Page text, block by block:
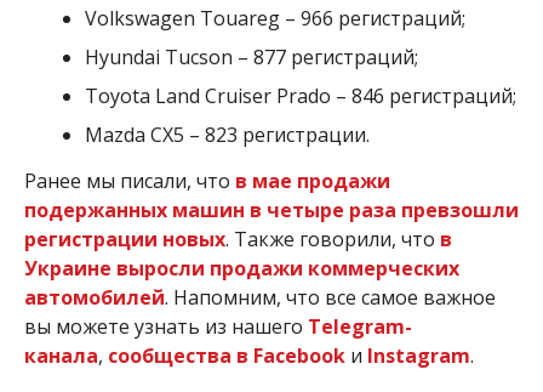
Volkswagen Touareg – 966 регистраций;
Hyundai Tucson – 877 регистраций;
Toyota Land Cruiser Prado – 846 регистраций;
Mazda CX5 – 823 регистрации.
Ранее мы писали, что в мае продажи
подержанных машин в четыре раза превзошли
регистрации новых. Также говорили, что в
Украине выросли продажи коммерческих
автомобилей. Напомним, что все самое важное
вы можете узнать из нашего Telegram-
канала, сообщества в Facebookи Instagram.